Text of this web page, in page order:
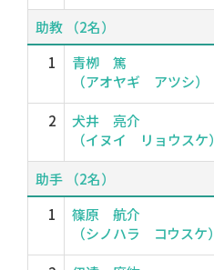
助教 （2名）
1
青栁 篤
（アオヤギ アツシ）
2
犬井 亮介
（イヌイ リョウスケ）
助手 （2名）
1
篠原 航介
（シノハラ コウスケ）